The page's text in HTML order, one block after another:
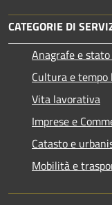
CATEGORIE DI
Anagrafe e
Cultura e tempo
Vita lavorativa
Imprese e
Catasto e
Mobilità e